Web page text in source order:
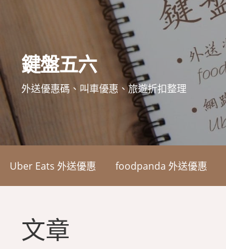
容
鍵盤五六
外送優惠碼、叫車優惠、旅遊折扣整理
Uber Eats 外送優惠 foodpanda 外送優惠
文章